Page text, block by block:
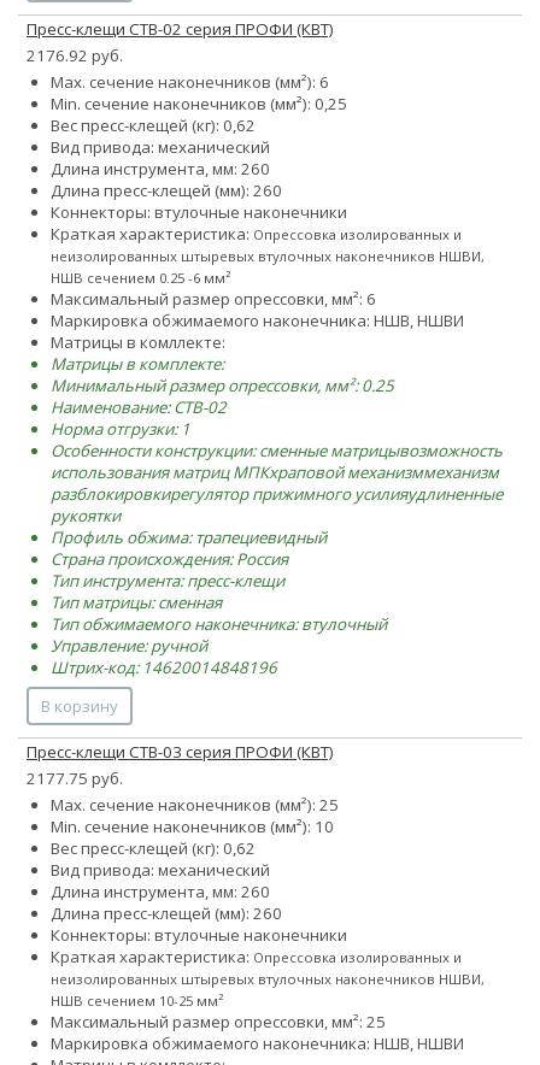
Пресс-клещи CTB-02 серия ПРОФИ (КВТ)
2176.92 руб.
Max. сечение наконечников (мм²): 6
Min. сечение наконечников (мм²): 0,25
Вес пресс-клещей (кг): 0,62
Вид привода: механический
Длина инструмента, мм: 260
Длина пресс-клещей (мм): 260
Коннекторы: втулочные наконечники
Краткая характеристика: Опрессовка изолированных и
неизолированных штыревых втулочных наконечников НШВИ,
НШВ сечением 0.25 -6 мм²
Максимальный размер опрессовки, мм²: 6
Маркировка обжимаемого наконечника: НШВ, НШВИ
Матрицы в комллекте:
Матрицы в комплекте:
Минимальный размер опрессовки, мм²: 0.25
Наименование: CTB-02
Норма отгрузки: 1
Особенности конструкции:сменные матрицывозможность
использования матриц МПКхраповой механизммеханизм
разблокировкирегулятор прижимного усилияудлиненные
рукоятки
Профиль обжима: трапециевидный
Страна происхождения: Россия
Тип инструмента: пресс-клещи
Тип матрицы: сменная
Тип обжимаемого наконечника: втулочный
Управление: ручной
Штрих-код: 14620014848196
В корзину
Пресс-клещи CTB-03 серия ПРОФИ (КВТ)
2177.75 руб.
Max. сечение наконечников (мм²): 25
Min. сечение наконечников (мм²): 10
Вес пресс-клещей (кг): 0,62
Вид привода: механический
Длина инструмента, мм: 260
Длина пресс-клещей (мм): 260
Коннекторы: втулочные наконечники
Краткая характеристика: Опрессовка изолированных и
неизолированных штыревых втулочных наконечников НШВИ,
НШВ сечением 10-25 мм²
Максимальный размер опрессовки, мм²: 25
Маркировка обжимаемого наконечника: НШВ, НШВИ